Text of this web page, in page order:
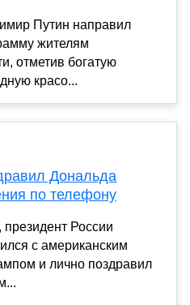
Путин направил
жителям
отметив богатую
красо...
Дональда
по телефону
России
с американским
и лично поздравил